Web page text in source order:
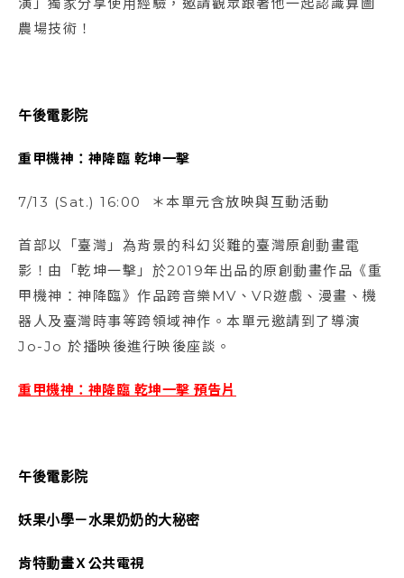
農場技術！
午後電影院
重甲機神：神降臨 乾坤一擊
7/13 (Sat.) 16:00 ＊本單元含放映與互動活動
首部以「臺灣」為背景的科幻災難的臺灣原創動畫電
影！由「乾坤一擊」於2019年出品的原創動畫作品《重
甲機神：神降臨》作品跨音樂MV、VR遊戲、漫畫、機
器人及臺灣時事等跨領域神作。本單元邀請到了導演
Jo-Jo 於播映後進行映後座談。
重甲機神：神降臨 乾坤一擊 預告片
午後電影院
妖果小學－水果奶奶的大秘密
肯特動畫Ｘ公共電視